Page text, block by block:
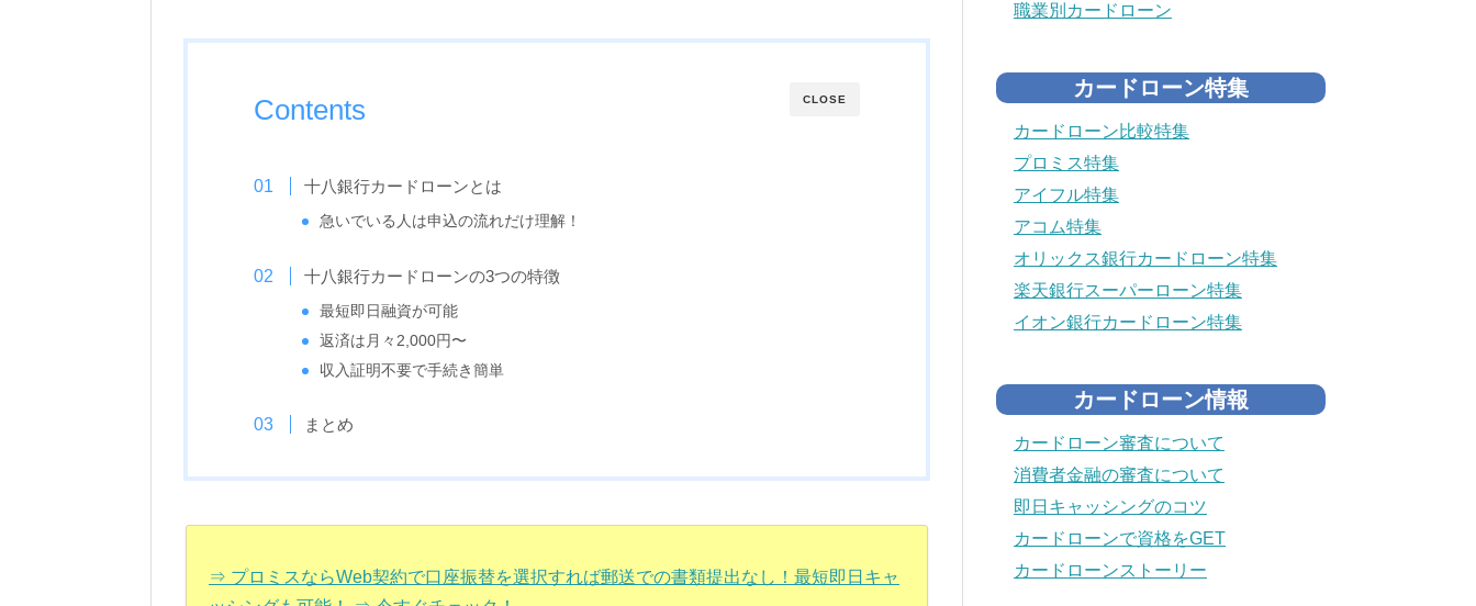
CLOSE
Contents
十八銀行カードローンとは
急いでいる人は申込の流れだけ理解！
十八銀行カードローンの3つの特徴
最短即日融資が可能
返済は月々2,000円〜
収入証明不要で手続き簡単
まとめ
⇒ プロミスならWeb契約で口座振替を選択すれば郵送での書類提出なし！最短即日キャ
職業別カードローン
カードローン特集
カードローン比較特集
プロミス特集
アイフル特集
アコム特集
オリックス銀行カードローン特集
楽天銀行スーパーローン特集
イオン銀行カードローン特集
カードローン情報
カードローン審査について
消費者金融の審査について
即日キャッシングのコツ
カードローンで資格をGET
カードローンストーリー